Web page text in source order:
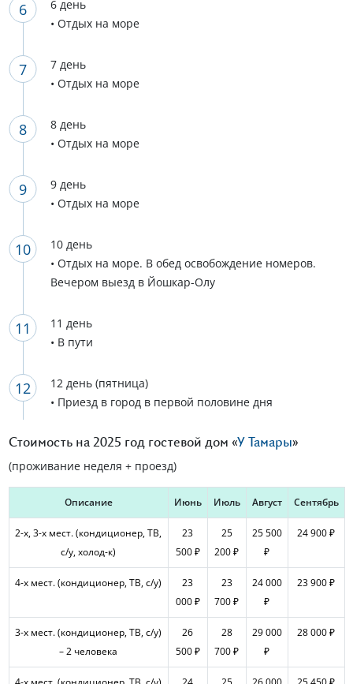
6 день
• Отдых на море
7 день
• Отдых на море
8 день
• Отдых на море
9 день
• Отдых на море
10 день
• Отдых на море. В обед освобождение номеров.
Вечером выезд в Йошкар-Олу
11 день
• В пути
12 день (пятница)
• Приезд в город в первой половине дня
Стоимость на 2025 год гостевой дом «У Тамары»
(проживание неделя + проезд)
Описание Июнь Июль Август Сентябрь
2-х, 3-х мест. (кондиционер, ТВ,
с/у, холод-к)
23
500 ₽
25
200 ₽
25 500
₽
24 900 ₽
4-х мест. (кондиционер, ТВ, с/у)
23
000 ₽
23
700 ₽
24 000
₽
23 900 ₽
3-х мест. (кондиционер, ТВ, с/у)
– 2 человека
26
500 ₽
28
700 ₽
29 000
₽
28 000 ₽